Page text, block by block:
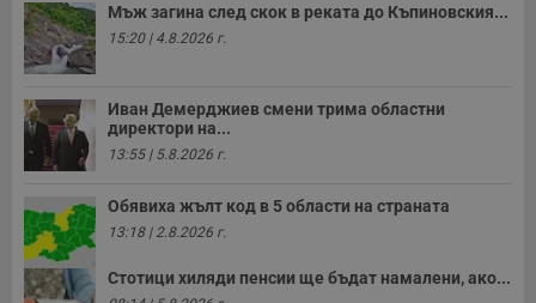
Мъж загина след скок в реката до Къпиновския...
15:20 | 4.8.2026 г.
Иван Демерджиев смени трима областни
директори на...
13:55 | 5.8.2026 г.
Обявиха жълт код в 5 области на страната
13:18 | 2.8.2026 г.
Стотици хиляди пенсии ще бъдат намалени, ако...